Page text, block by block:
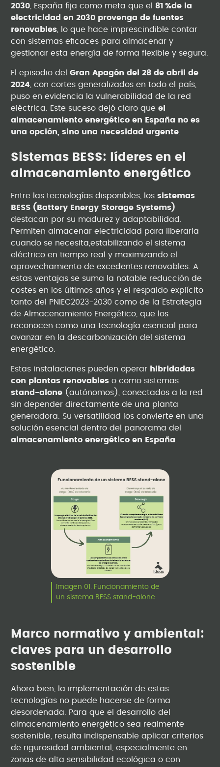
2030 , España fija como meta que el 81 %de la
electricidad en 2030 provenga de fuentes
renovables , lo que hace imprescindible contar
con sistemas eficaces para almacenar y
gestionar esta energía de forma flexible y segura.
El episodio delGran Apagón del 28 de abril de
2024 , con cortes generalizados en todo el país,
puso en evidencia la vulnerabilidad de la red
eléctrica. Este suceso dejó claro queel
almacenamiento energético en España no es
una opción, sino una necesidad urgente
Sistemas BESS: líderes en el
almacenamiento energético
Entre las tecnologías disponibles, lossistemas
BESS (Battery Energy Storage Systems)
destacan por su madurez y adaptabilidad.
Permiten almacenar electricidad para liberarla
cuando se necesita,estabilizando el sistema
eléctrico en tiempo real y maximizando el
aprovechamiento de excedentes renovables. A
estas ventajas se suma la notable reducción de
costes en los últimos años y el respaldo explícito
tanto del PNIEC2023-2030 como de la Estrategia
de Almacenamiento Energético, que los
reconocen como una tecnología esencial para
avanzar en la descarbonización del sistema
energético.
Estas instalaciones pueden operar hibridadas
con plantas renovables o como sistemas
stand-alone (autónomos), conectados a la red
sin depender directamente de una planta
generadora. Su versatilidad los convierte en una
solución esencial dentro del panorama del
almacenamiento energético en España
Imagen 01. Funcionamiento de
un sistema BESS stand-alone
Marco normativo y ambiental:
claves para un desarrollo
sostenible
Ahora bien, la implementación de estas
tecnologías no puede hacerse de forma
desordenada. Para que el desarrollo del
almacenamiento energético sea realmente
sostenible, resulta indispensable aplicar criterios
de rigurosidad ambiental, especialmente en
zonas de alta sensibilidad ecológica o con